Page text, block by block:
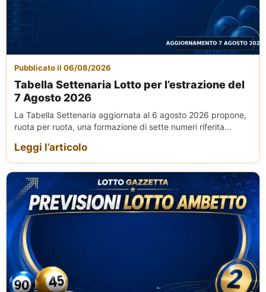
Pubblicato il 06/08/2026
Tabella Settenaria Lotto per l’estrazione del
7 Agosto 2026
La Tabella Settenaria aggiornata al 6 agosto 2026 propone,
ruota per ruota, una formazione di sette numeri riferita...
Leggi l’articolo